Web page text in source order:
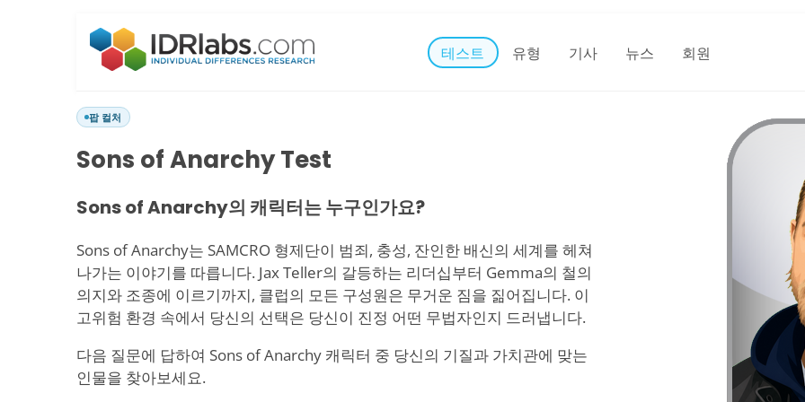
테스트 유형 기사 뉴스 회원
팝 컬처
Sons of Anarchy Test
Sons of Anarchy의 캐릭터는 누구인가요?
Sons of Anarchy는 SAMCRO 형제단이 범죄, 충성, 잔인한 배신의 세계를 헤쳐
나가는 이야기를 따릅니다. Jax Teller의 갈등하는 리더십부터 Gemma의 철의
의지와 조종에 이르기까지, 클럽의 모든 구성원은 무거운 짐을 짊어집니다. 이
고위험 환경 속에서 당신의 선택은 당신이 진정 어떤 무법자인지 드러냅니다.
다음 질문에 답하여 Sons of Anarchy 캐릭터 중 당신의 기질과 가치관에 맞는
인물을 찾아보세요.